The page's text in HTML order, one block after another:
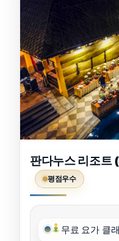
판다누스 리조
평점우수
무료 요가 클